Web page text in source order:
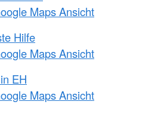
Maps Ansicht
Hilfe
Maps Ansicht
EH
Maps Ansicht